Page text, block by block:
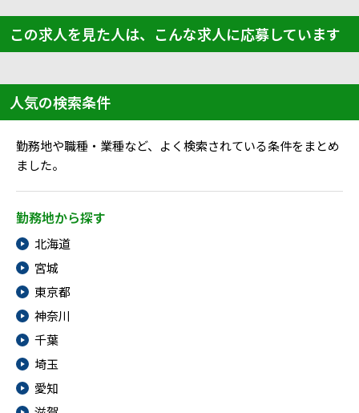
この求人を見た人は、こんな求人に応募しています
人気の検索条件
勤務地や職種・業種など、よく検索されている条件をまとめ
ました。
勤務地から探す
北海道
宮城
東京都
神奈川
千葉
埼玉
愛知